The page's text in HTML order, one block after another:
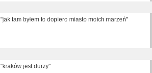
"jak tam byłem to dopiero miasto moich marzeń"
"kraków jest durzy"